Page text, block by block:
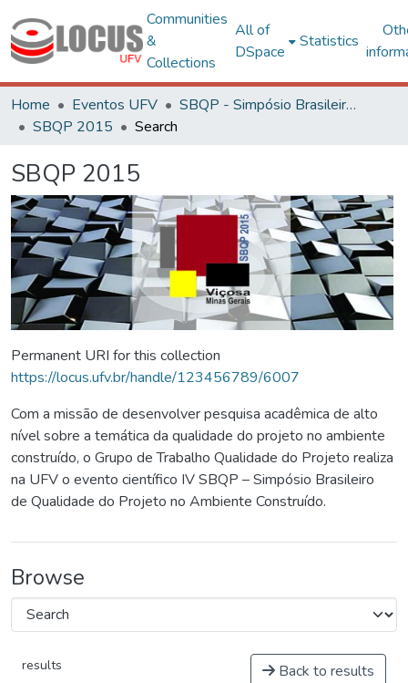
Communities
&
Collections
All of
DSpace
Statistics
Home Eventos UFV
SBQP - Simpósio Brasileiro de Qualidade do Projeto no Ambiente Construído
SBQP 2015
Search
SBQP 2015
Permanent URI for this collection
https://locus.ufv.br/handle/123456789/6007
Com a missão de desenvolver pesquisa acadêmica de alto
nível sobre a temática da qualidade do projeto no ambiente
construído, o Grupo de Trabalho Qualidade do Projeto realiza
na UFV o evento científico IV SBQP – Simpósio Brasileiro
de Qualidade do Projeto no Ambiente Construído.
Browse
results Back to results